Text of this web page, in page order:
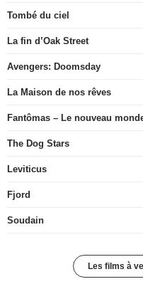
Tombé du ciel
La fin d’Oak Street
Avengers: Doomsday
La Maison de nos rêves
Fantômas – Le nouveau
The Dog Stars
Leviticus
Fjord
Soudain
Les films à